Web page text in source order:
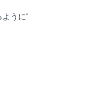
うに”